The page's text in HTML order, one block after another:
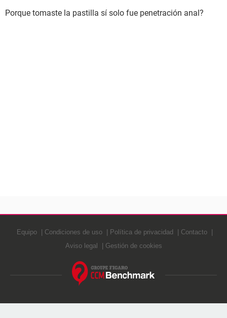
Porque tomaste la pastilla sí solo fue penetración anal?
Equipo Condiciones de uso Política de privacidad
Contacto
Aviso legal
Gestión de cookies